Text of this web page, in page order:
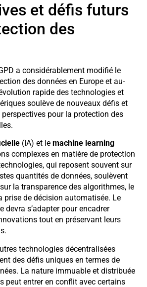
et défis futurs
des
a considérablement modifié le
des données en Europe et au-
rapide des technologies et
soulève de nouveaux défis et
pour la protection des
(IA) et le machine learning
complexes en matière de protection
qui reposent souvent sur
quantités de données, soulèvent
la transparence des algorithmes, le
prise de décision automatisée. Le
devra s’adapter pour encadrer
tout en préservant leurs
technologies décentralisées
des défis uniques en termes de
La nature immuable et distribuée
peut entrer en conflit avec certains